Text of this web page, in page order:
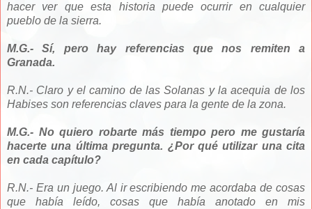
hacer ver que esta historia puede ocurrir en cualquier
pueblo de la sierra.
M.G.- Sí, pero hay referencias que nos remiten a
Granada.
R.N.- Claro y el camino de las Solanas y la acequia de los
Habises son referencias claves para la gente de la zona.
M.G.- No quiero robarte más tiempo pero me gustaría
hacerte una última pregunta. ¿Por qué utilizar una cita
en cada capítulo?
R.N.- Era un juego. Al ir escribiendo me acordaba de cosas
que había leído, cosas que había anotado en mis